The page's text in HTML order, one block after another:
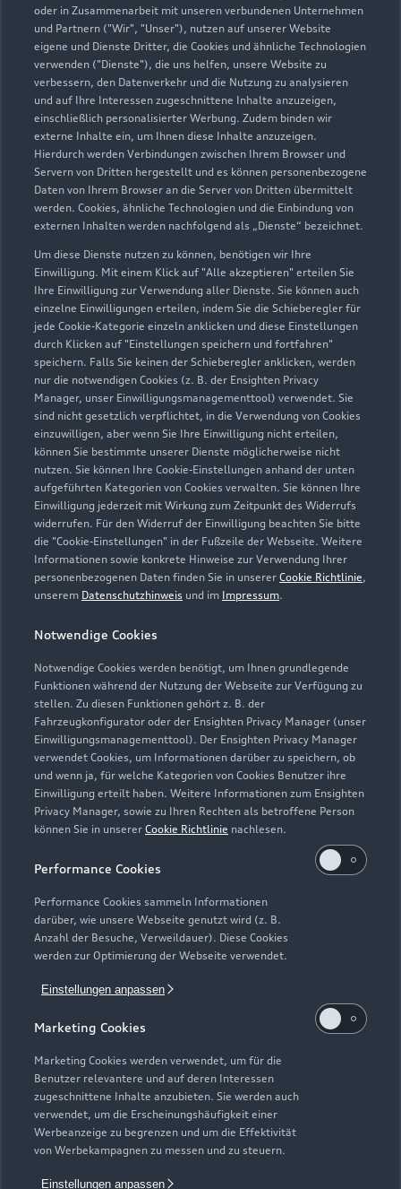
oder in Zusammenarbeit mit unseren verbundenen Unternehmen
und Partnern ("Wir", "Unser"), nutzen auf unserer Website
eigene und Dienste Dritter, die Cookies und ähnliche Technologien
verwenden ("Dienste"), die uns helfen, unsere Website zu
verbessern, den Datenverkehr und die Nutzung zu analysieren
und auf Ihre Interessen zugeschnittene Inhalte anzuzeigen,
einschließlich personalisierter Werbung. Zudem binden wir
externe Inhalte ein, um Ihnen diese Inhalte anzuzeigen.
Hierdurch werden Verbindungen zwischen Ihrem Browser und
Servern von Dritten hergestellt und es können personenbezogene
Daten von Ihrem Browser an die Server von Dritten übermittelt
werden. Cookies, ähnliche Technologien und die Einbindung von
externen Inhalten werden nachfolgend als „Dienste“ bezeichnet.
Um diese Dienste nutzen zu können, benötigen wir Ihre
Einwilligung. Mit einem Klick auf "Alle akzeptieren" erteilen Sie
Ihre Einwilligung zur Verwendung aller Dienste. Sie können auch
einzelne Einwilligungen erteilen, indem Sie die Schieberegler für
jede Cookie-Kategorie einzeln anklicken und diese Einstellungen
durch Klicken auf "Einstellungen speichern und fortfahren"
speichern. Falls Sie keinen der Schieberegler anklicken, werden
nur die notwendigen Cookies (z. B. der Ensighten Privacy
Manager, unser Einwilligungsmanagementtool) verwendet. Sie
sind nicht gesetzlich verpflichtet, in die Verwendung von Cookies
einzuwilligen, aber wenn Sie Ihre Einwilligung nicht erteilen,
können Sie bestimmte unserer Dienste möglicherweise nicht
nutzen. Sie können Ihre Cookie-Einstellungen anhand der unten
aufgeführten Kategorien von Cookies verwalten. Sie können Ihre
Einwilligung jederzeit mit Wirkung zum Zeitpunkt des Widerrufs
widerrufen. Für den Widerruf der Einwilligung beachten Sie bitte
die "Cookie-Einstellungen" in der Fußzeile der Webseite. Weitere
Informationen sowie konkrete Hinweise zur Verwendung Ihrer
personenbezogenen Daten finden Sie in unserer Cookie Richtlinie,
unserem Datenschutzhinweis und im Impressum.
Notwendige Cookies
Notwendige Cookies werden benötigt, um Ihnen grundlegende
Funktionen während der Nutzung der Webseite zur Verfügung zu
stellen. Zu diesen Funktionen gehört z. B. der
Fahrzeugkonfigurator oder der Ensighten Privacy Manager (unser
Einwilligungsmanagementtool). Der Ensighten Privacy Manager
verwendet Cookies, um Informationen darüber zu speichern, ob
und wenn ja, für welche Kategorien von Cookies Benutzer ihre
Einwilligung erteilt haben. Weitere Informationen zum Ensighten
Privacy Manager, sowie zu Ihren Rechten als betroffene Person
können Sie in unserer Cookie Richtlinie nachlesen.
Performance Cookies
Performance Cookies sammeln Informationen
darüber, wie unsere Webseite genutzt wird (z. B.
Anzahl der Besuche, Verweildauer). Diese Cookies
werden zur Optimierung der Webseite verwendet.
Einstellungen anpassen
Marketing Cookies
Marketing Cookies werden verwendet, um für die
Benutzer relevantere und auf deren Interessen
zugeschnittene Inhalte anzubieten. Sie werden auch
verwendet, um die Erscheinungshäufigkeit einer
Werbeanzeige zu begrenzen und um die Effektivität
von Werbekampagnen zu messen und zu steuern.
Einstellungen anpassen
Harztor 19
37154 Northeim
05551 70070
info@autohaus-am-harztor.de
Kontaktdaten herunterladen
Öffnungszeiten
Verkauf
Geschlossen, öffnet am Freitag 08:00
Service
Geschlossen,öffnet amFreitag 07:00
Teile- & Zubehörverkauf
Geschlossen,öffnet am Freitag 07:00
Zurück nach oben
Modelle
Elektromodelle
Plug-in-Hybride
Neuwagensuche
Gebrauchtwagensuche
Geschäftskunden
Service & Zubehör
Saisonale Angebote
Audi Services
Garantie
Audi digital services
myAudi
Support
Audi Code
Häufige Fragen (FAQ)
Audi Online Beratung
Über Audi
Unternehmen
Karriere
Investor Relations
© 2026 AUDI AG. Alle Rechte vorbehalten
Impressum Rechtliches